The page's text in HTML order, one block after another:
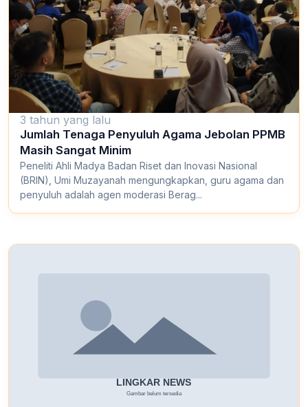
3 tahun yang lalu
Jumlah Tenaga Penyuluh Agama Jebolan PPMB
Masih Sangat Minim
Peneliti Ahli Madya Badan Riset dan Inovasi Nasional
(BRIN), Umi Muzayanah mengungkapkan, guru agama dan
penyuluh adalah agen moderasi Berag...